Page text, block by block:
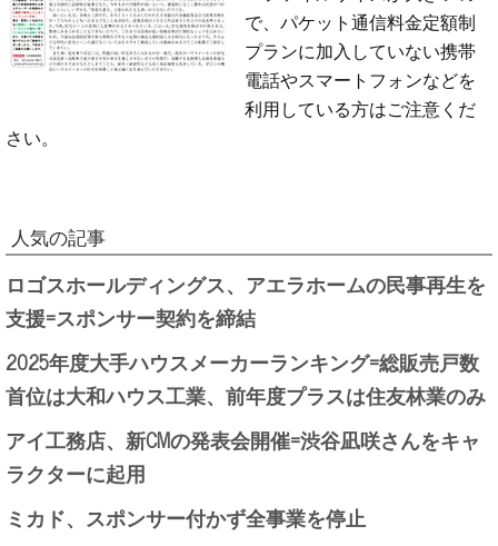
で、パケット通信料金定額制
プランに加入していない携帯
電話やスマートフォンなどを
利用している方はご注意くだ
さい。
人気の記事
ロゴスホールディングス、アエラホームの民事再生を
支援=スポンサー契約を締結
2025年度大手ハウスメーカーランキング=総販売戸数
首位は大和ハウス工業、前年度プラスは住友林業のみ
アイ工務店、新CMの発表会開催=渋谷凪咲さんをキャ
ラクターに起用
ミカド、スポンサー付かず全事業を停止